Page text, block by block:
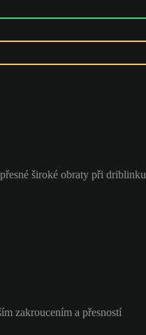
široké obraty při driblinku
zakroucením a přesností